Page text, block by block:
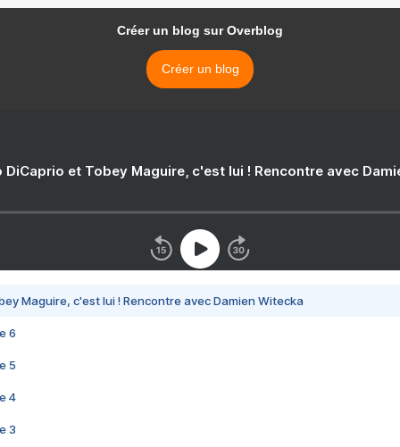
Créer un blog sur Overblog
Créer un blog
DiCaprio et Tobey Maguire, c'est lui ! Rencontre avec
Maguire, c'est lui ! Rencontre avec Damien Witecka
6
5
4
3